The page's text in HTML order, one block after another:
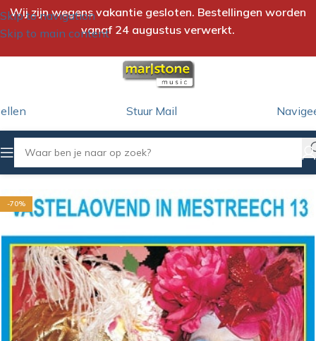
Skip to navigation
Skip to main content
Wij zijn wegens vakantie gesloten. Bestellingen worden
vanaf 24 augustus verwerkt.
Stuur Mail
Home/CD Vastelaovend (Verzamel CD)
-70%